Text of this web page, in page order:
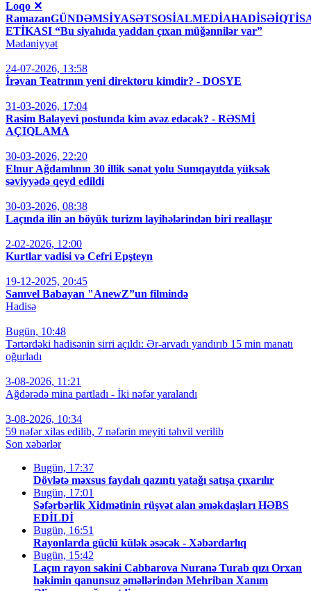
Loqo ✕
ETİKASI “Bu siyahıda yaddan çıxan müğənnilər var”
Mədəniyyət
24-07-2026, 13:58
İrəvan Teatrının yeni direktoru kimdir? - DOSYE
31-03-2026, 17:04
Rasim Balayevi postunda kim əvəz edəcək? - RƏSMİ
AÇIQLAMA
30-03-2026, 22:20
Elnur Ağdamlının 30 illik sənət yolu Sumqayıtda yüksək
səviyyədə qeyd edildi
30-03-2026, 08:38
Laçında ilin ən böyük turizm layihələrindən biri reallaşır
2-02-2026, 12:00
Kurtlar vadisi və Cefri Epşteyn
19-12-2025, 20:45
Samvel Babayan "AnewZ”un filmində
Hadisə
Bugün, 10:48
Tərtərdəki hadisənin sirri açıldı: Ər-arvadı yandırıb 15 min manatı
oğurladı
3-08-2026, 11:21
Ağdərədə mina partladı - İki nəfər yaralandı
3-08-2026, 10:34
59 nəfər xilas edilib, 7 nəfərin meyiti təhvil verilib
Son xəbərlər
Bugün, 17:37
Dövlətə məxsus faydalı qazıntı yatağı satışa çıxarılır
Bugün, 17:01
Səfərbərlik Xidmətinin rüşvət alan əməkdaşları HƏBS
EDİLDİ
Bugün, 16:51
Rayonlarda güclü külək əsəcək - Xəbərdarlıq
Bugün, 15:42
Laçın rayon sakini Cabbarova Nuranə Turab qızı Orxan
həkimin qanunsuz əməllərindən Mehriban Xanım